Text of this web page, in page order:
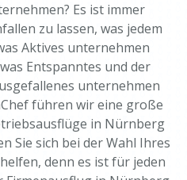
Es ist immer
zu lassen, was jedem
Aktives unternehmen
Entspanntes und der
unternehmen
führen wir eine große
in Nürnberg
Sie sich bei der Wahl Ihres
denn es ist für jeden